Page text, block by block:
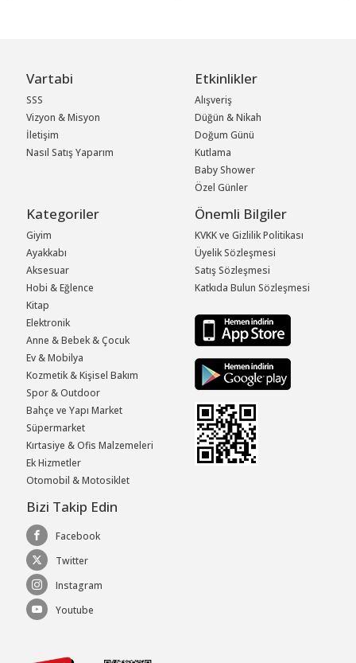
Vartabi
SSS
Vizyon & Misyon
İletişim
Nasıl Satış Yaparım
Etkinlikler
Alışveriş
Düğün & Nikah
Doğum Günü
Kutlama
Baby Shower
Özel Günler
Kategoriler
Giyim
Ayakkabı
Aksesuar
Hobi & Eğlence
Kitap
Elektronik
Anne & Bebek & Çocuk
Ev & Mobilya
Kozmetik & Kişisel Bakım
Spor & Outdoor
Bahçe ve Yapı Market
Süpermarket
Kırtasiye & Ofis Malzemeleri
Ek Hizmetler
Otomobil & Motosiklet
Önemli Bilgiler
KVKK ve Gizlilik Politikası
Üyelik Sözleşmesi
Satış Sözleşmesi
Katkıda Bulun Sözleşmesi
Bizi Takip Edin
Facebook
Twitter
Instagram
Youtube